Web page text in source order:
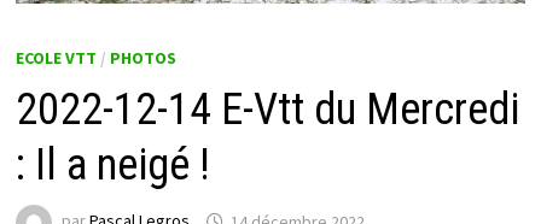
ECOLE VTT / PHOTOS
2022-12-14 E-Vtt du Mercredi
: Il a neigé !